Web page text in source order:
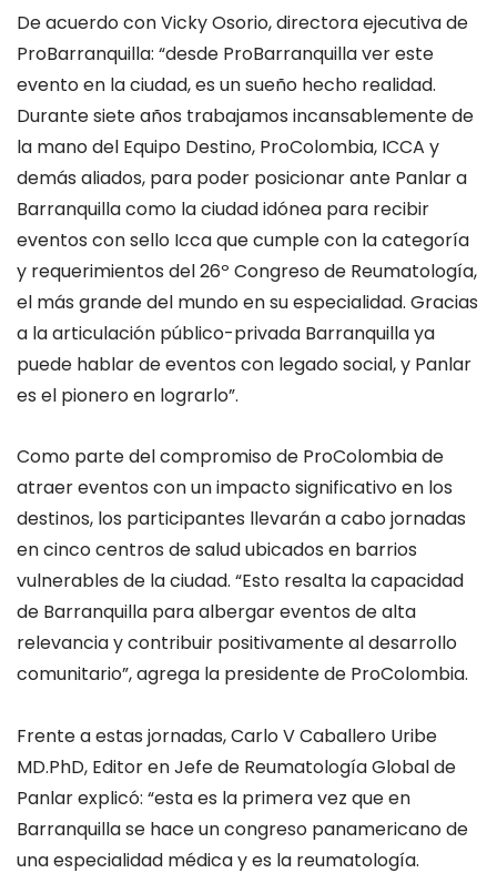
De acuerdo con Vicky Osorio, directora ejecutiva de
ProBarranquilla: “desde ProBarranquilla ver este
evento en la ciudad, es un sueño hecho realidad.
Durante siete años trabajamos incansablemente de
la mano del Equipo Destino, ProColombia, ICCA y
demás aliados, para poder posicionar ante Panlar a
Barranquilla como la ciudad idónea para recibir
eventos con sello Icca que cumple con la categoría
y requerimientos del 26º Congreso de Reumatología,
el más grande del mundo en su especialidad. Gracias
a la articulación público-privada Barranquilla ya
puede hablar de eventos con legado social, y Panlar
es el pionero en lograrlo”.
Como parte del compromiso de ProColombia de
atraer eventos con un impacto significativo en los
destinos, los participantes llevarán a cabo jornadas
en cinco centros de salud ubicados en barrios
vulnerables de la ciudad. “Esto resalta la capacidad
de Barranquilla para albergar eventos de alta
relevancia y contribuir positivamente al desarrollo
comunitario”, agrega la presidente de ProColombia.
Frente a estas jornadas, Carlo V Caballero Uribe
MD.PhD, Editor en Jefe de Reumatología Global de
Panlar explicó: “esta es la primera vez que en
Barranquilla se hace un congreso panamericano de
una especialidad médica y es la reumatología.